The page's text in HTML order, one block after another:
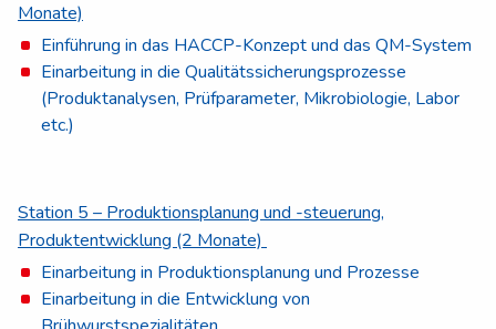
Monate)
Einführung in das HACCP-Konzept und das QM-System
Einarbeitung in die Qualitätssicherungsprozesse
(Produktanalysen, Prüfparameter, Mikrobiologie, Labor
etc.)
Station 5 – Produktionsplanung und -steuerung,
Produktentwicklung (2 Monate)
Einarbeitung in Produktionsplanung und Prozesse
Einarbeitung in die Entwicklung von